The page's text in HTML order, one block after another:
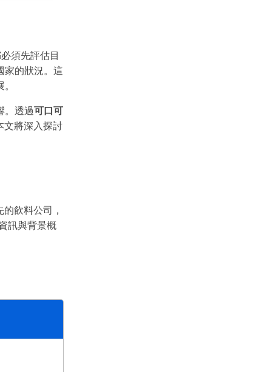
須先評估目
家的狀況。這
。透過可口可
文將深入探討
飲料公司，
訊與背景概